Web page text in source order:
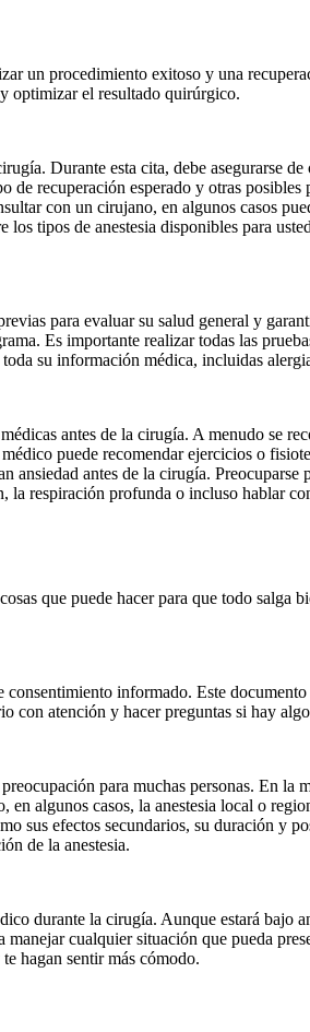
un procedimiento exitoso y una
optimizar el resultado quirúrgico.
Durante esta cita, debe asegurarse
recuperación esperado y otras
con un cirujano, en algunos casos
tipos de anestesia disponibles para
para evaluar su salud general y
Es importante realizar todas las
su información médica, incluidas
antes de la cirugía. A menudo se
puede recomendar ejercicios o
ansiedad antes de la cirugía.
la respiración profunda o incluso hablar
que puede hacer para que todo
informado. Este
con atención y hacer preguntas si hay
para muchas personas. En
algunos casos, la anestesia local o
sus efectos secundarios, su duración
de la anestesia.
durante la cirugía. Aunque estará
cualquier situación que pueda
hagan sentir más cómodo.